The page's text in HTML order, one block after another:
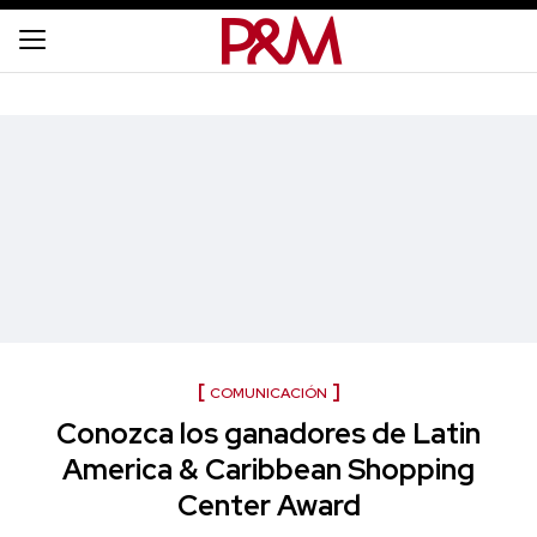
COMUNICACIÓN
Conozca los ganadores de Latin
America & Caribbean Shopping
Center Award